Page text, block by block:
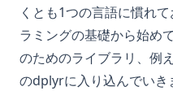
くとも1つの言語に慣れ
ラミングの基礎から始め
のためのライブラリ、例
のdplyrに入り込んでいき